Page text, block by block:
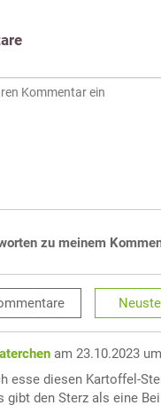
zu meinem
Neuste
am 23.10.2023
esse diesen Kartoffel-
gibt den Sterz als eine